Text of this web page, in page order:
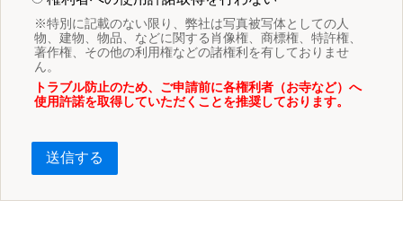
※特別に記載のない限り、弊社は写真被写体としての人
物、建物、物品、などに関する肖像権、商標権、特許権、
著作権、その他の利用権などの諸権利を有しておりませ
ん。
トラブル防止のため、ご申請前に各権利者（お寺など）へ
使用許諾を取得していただくことを推奨しております。
送信する